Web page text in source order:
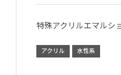
特殊アクリルエマルシ
アクリル 水性系